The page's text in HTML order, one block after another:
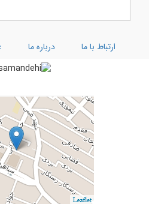
ارتباط با ما درباره ما